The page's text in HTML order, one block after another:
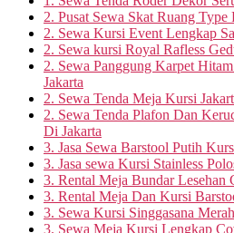
2. Pusat Sewa Skat Ruang Type
2. Sewa Kursi Event Lengkap
2. Sewa kursi Royal Rafless
2. Sewa Panggung Karpet
Jakarta
2. Sewa Tenda Meja Kursi
2. Sewa Tenda Plafon Dan
Di Jakarta
3. Jasa Sewa Barstool Putih
3. Jasa sewa Kursi Stainless
3. Rental Meja Bundar Lesehan
3. Rental Meja Dan Kursi
3. Sewa Kursi Singgasana
3. Sewa Meja Kursi Lengkap